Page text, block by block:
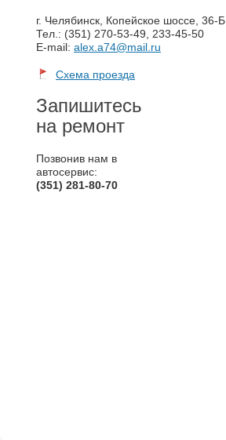
г. Челябинск, Копейское шоссе, 36-Б
Тел.: (351) 270-53-49, 233-45-50
E-mail: alex.a74@mail.ru
Схема проезда
Запишитесь
на ремонт
Позвонив нам в
автосервис:
(351) 281-80-70